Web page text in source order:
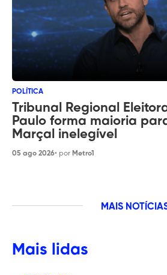
POLÍTICA
Tribunal Regional
Paulo forma maioria
Marçal inelegível
05 ago 2026• por Metro1
MAIS
Mais lidas